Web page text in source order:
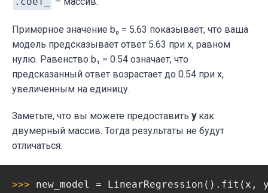
Примерное значение b₀ = 5.63 показывает, что ваша
модель предсказывает ответ 5.63 при x, равном
нулю. Равенство b₁ = 0.54 означает, что
предсказанный ответ возрастает до 0.54 при x,
увеличенным на единицу.
Заметьте, что вы можете предоставить yкак
двумерный массив. Тогда результаты не будут
отличаться:
>>> new_model = LinearRegression().fit(x,